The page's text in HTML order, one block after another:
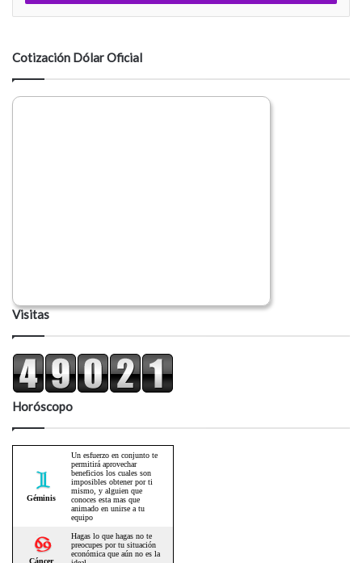
n
r
i
o
Cotización Dólar Oficial
Visitas
Horóscopo